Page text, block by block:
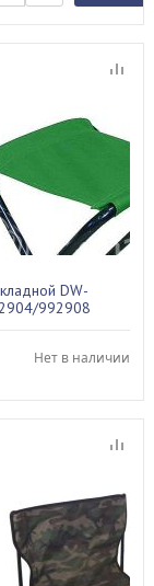
DW-
992908
Нет в наличии